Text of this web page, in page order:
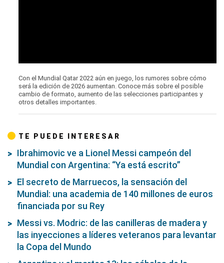
Con el Mundial Qatar 2022 aún en juego, los rumores sobre cómo
será la edición de 2026 aumentan. Conoce más sobre el posible
cambio de formato, aumento de las selecciones participantes y
otros detalles importantes.
TE PUEDE INTERESAR
Ibrahimovic ve a Lionel Messi campeón del
Mundial con Argentina: “Ya está escrito”
El secreto de Marruecos, la sensación del
Mundial: una academia de 140 millones de euros
financiada por su Rey
Messi vs. Modric: de las canilleras de madera y
las inyecciones a líderes veteranos para levantar
la Copa del Mundo